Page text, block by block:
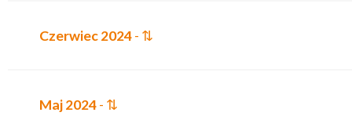
Czerwiec 2024- ⇅
Maj 2024- ⇅